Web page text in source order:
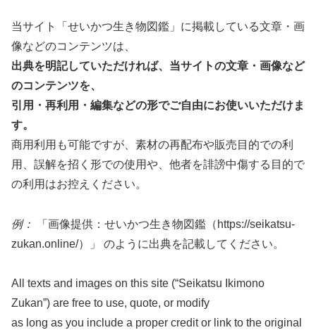
当サイト「せいかつ生き物図鑑」に掲載している文章・画
像などのコンテンツは、
出典を明記していただければ、当サイトの文章・画像など
のコンテンツを、
引用・再利用・編集などの形でご自由にお使いいただけま
す。
商用利用も可能ですが、素材の再配布や販売目的での利
用、誤解を招く形での使用や、他者を誹謗中傷する目的で
の利用はお控えください。
例：
「画像提供：せいかつ生き物図鑑（https://seikatsu-
zukan.online/）」 のように出典を記載してください。
All texts and images on this site (“Seikatsu Ikimono
Zukan”) are free to use, quote, or modify
as long as you include a proper credit or link to the original